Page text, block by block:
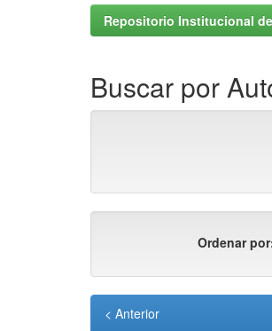
Repositorio Institucional
Buscar por
Ordenar
< Anterior